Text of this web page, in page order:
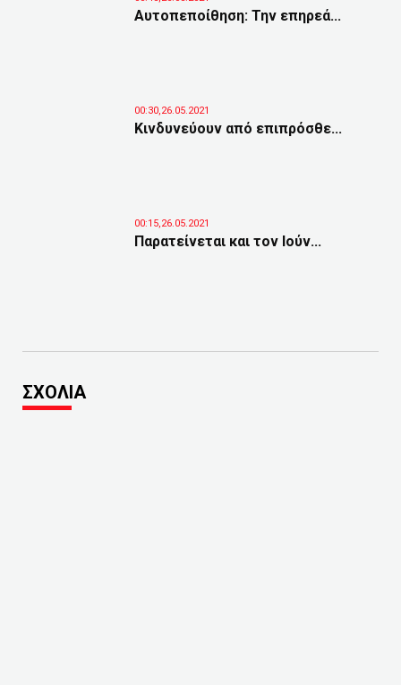
Αυτοπεποίθηση: Την επηρεά...
00:30,26.05.2021
Κινδυνεύουν από επιπρόσθε...
00:15,26.05.2021
Παρατείνεται και τον Ιούν...
ΣΧΟΛΙΑ